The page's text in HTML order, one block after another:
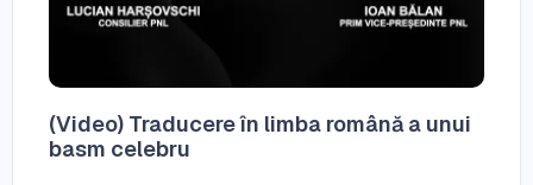
(Video) Traducere în limba română a unui
basm celebru